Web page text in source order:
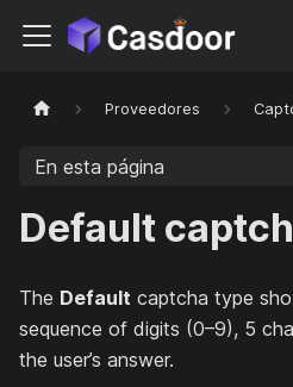
Proveedores
En esta página
Default
The Default captcha type
sequence of digits (0–9), 5
the user’s answer.